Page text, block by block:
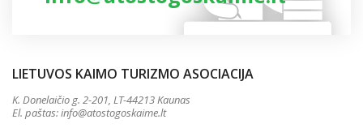
LIETUVOS KAIMO TURIZMO ASOCIACIJA
K. Donelaičio g. 2-201, LT-44213 Kaunas
El. paštas:info@atostogoskaime.lt